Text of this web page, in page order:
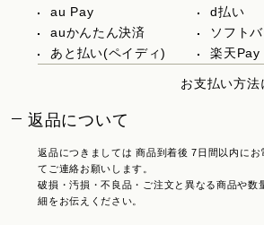
au Pay
d払い
auかんたん決済
ソフト
あと払い(ペイディ)
楽天Pay
お支払い方
返品について
返品につきましては 商品到着後 7日間以内にお
てご連絡お願いします。
破損・汚損・不良品・ご注文と異なる商品や数
細をお伝えください。